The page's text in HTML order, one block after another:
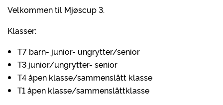
Velkommen til Mjøscup 3.
Klasser:
T7 barn- junior- ungrytter/senior
T3 junior/ungrytter- senior
T4 åpen klasse/sammenslått klasse
T1 åpen klasse/sammenslåttklasse